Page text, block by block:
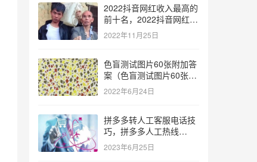
2022抖音网红收入最高的
前十名，2022抖音网红收
入最高的前十名有哪些？
2022年11月25日
色盲测试图片60张附加答
案（色盲测试图片60张复
杂）
2022年6月24日
拼多多转人工客服电话技
巧，拼多多人工热线
9541344？
2023年6月25日